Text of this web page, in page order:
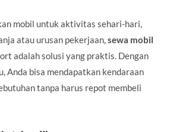
mobil untuk aktivitas sehari-hari,
atau urusan pekerjaan, sewa mobil
adalah solusi yang praktis. Dengan
Anda bisa mendapatkan kendaraan
tanpa harus repot membeli